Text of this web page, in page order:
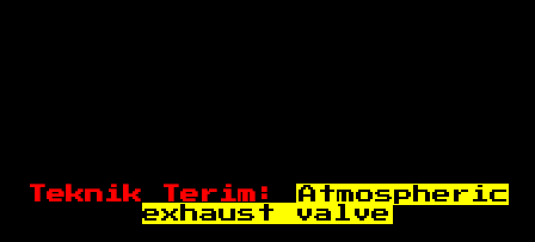
Teknik Terim:
Atmospheric
exhaust valve